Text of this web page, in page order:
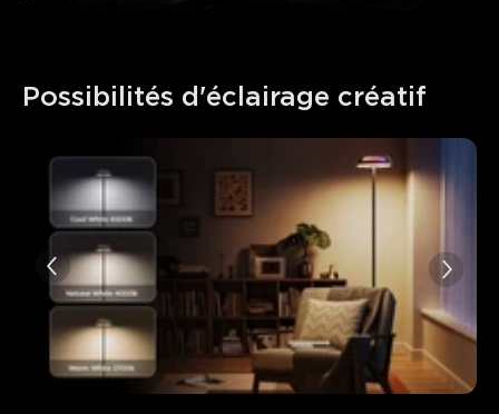
Possibilités d'éclairage créatif